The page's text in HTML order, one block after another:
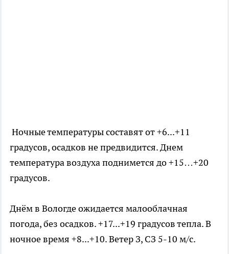
Ночные температуры составят от +6...+11
градусов, осадков не предвидится. Днем
температура воздуха поднимется до +15…+20
градусов.
Днём в Вологде ожидается малооблачная
погода, без осадков. +17...+19 градусов тепла. В
ночное время +8...+10. Ветер З, СЗ 5-10 м/с.